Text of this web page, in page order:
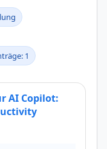
1
AI Copilot: